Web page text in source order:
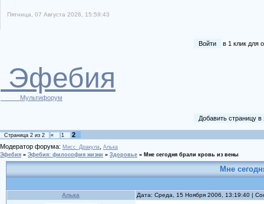
Пятница, 07 Августа 2026, 15:59:43
Войти в 1 клик для
Эфебия
Мультифорум
Добавить страницу
Страница 2 из 2 « 1
2
Модератор форума: Мисс_Дракула Алька
Эфебия » Эфебия: философия жизни » Здоровье » Мне сегодня брали кровь из вены
Мне
Алька Дата: Среда, 15 Ноября 2006, 13:19:40 |